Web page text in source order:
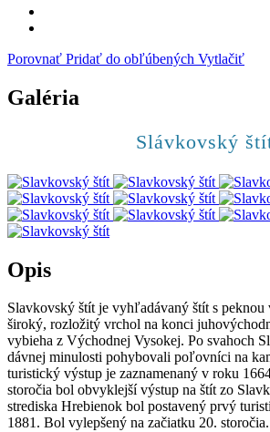
Porovnať Pridať do obľúbených Vytlačiť
Galéria
Slávkovský
Opis
Slavkovský štít je vyhľadávaný štít s peknou
široký, rozložitý vrchol na konci
vybieha z Východnej Vysokej. Po svahoch
dávnej minulosti pohybovali poľovníci na
turistický výstup je zaznamenaný v roku
storočia bol obvyklejší výstup na štít zo
strediska Hrebienok bol postavený prvý
1881. Bol vylepšený na začiatku 20. storočia.